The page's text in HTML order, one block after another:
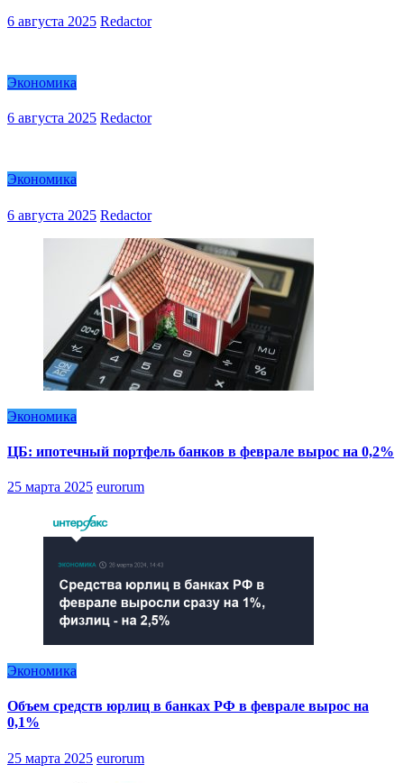
6 августа 2025 Redactor
Экономика
6 августа 2025 Redactor
Экономика
6 августа 2025 Redactor
Экономика
ЦБ: ипотечный портфель банков в феврале вырос на 0,2%
25 марта 2025 eurorum
Экономика
Объем средств юрлиц в банках РФ в феврале вырос на
0,1%
25 марта 2025 eurorum